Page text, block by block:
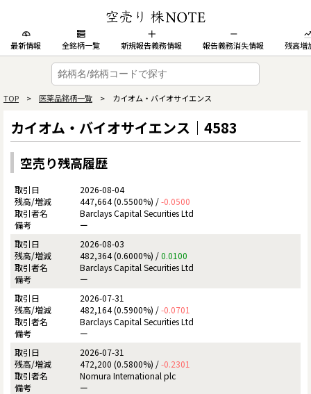
最新情報 全銘柄一覧 新規報告義務情報 報告義務消失情報 残高増
TOP > 医薬品銘柄一覧 > カイオム・バイオサイエンス
カイオム・バイオサイエンス｜4583
空売り残高履歴
2026-08-04
447,664 (0.5500%) /-0.0500
Barclays Capital Securities Ltd
ー
2026-08-03
482,364 (0.6000%) /0.0100
Barclays Capital Securities Ltd
ー
2026-07-31
482,164 (0.5900%) /-0.0701
Barclays Capital Securities Ltd
ー
2026-07-31
472,200 (0.5800%) /-0.2301
Nomura International plc
ー